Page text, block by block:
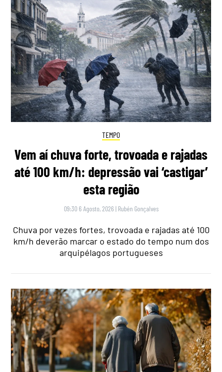
TEMPO
Vem aí chuva forte, trovoada e rajadas
até 100 km/h: depressão vai ‘castigar’
esta região
09:30 6 Agosto, 2026 | Rubén Gonçalves
Chuva por vezes fortes, trovoada e rajadas até 100
km/h deverão marcar o estado do tempo num dos
arquipélagos portugueses